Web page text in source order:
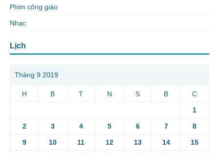
Phim công giáo
Nhạc
Lịch
Tháng 9 2019
H B T N S B C
1
2 3 4 5 6 7 8
9 10 11 12 13 14 15